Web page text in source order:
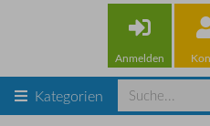
Anmelden
Kategorien